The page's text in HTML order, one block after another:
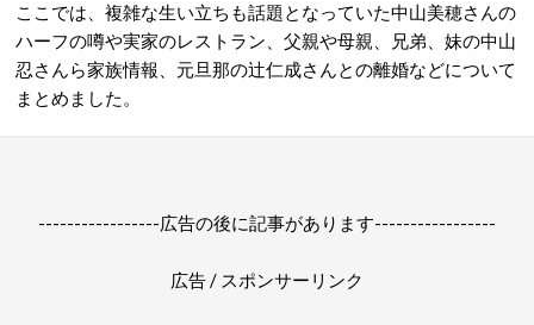
ここでは、複雑な生い立ちも話題となっていた中山美穂さんの
ハーフの噂や実家のレストラン、父親や母親、兄弟、妹の中山
忍さんら家族情報、元旦那の辻仁成さんとの離婚などについて
まとめました。
-----------------広告の後に記事があります-----------------
広告 / スポンサーリンク